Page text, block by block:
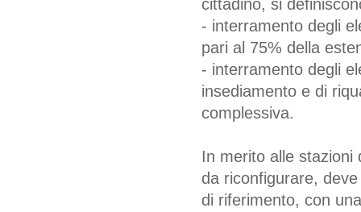
cittadino, si
- interramento degli
pari al 75% della
- interramento degli
insediamento e di
complessiva.
In merito alle stazioni
da riconfigurare,
di riferimento, con